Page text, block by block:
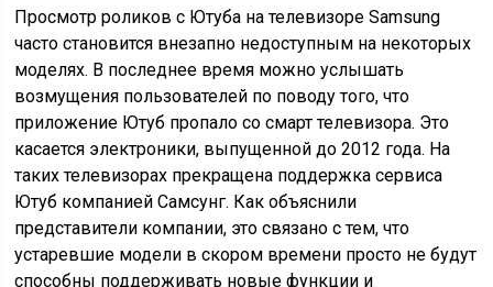
Просмотр роликов с Ютуба на телевизоре Samsung
часто становится внезапно недоступным на некоторых
моделях. В последнее время можно услышать
возмущения пользователей по поводу того, что
приложение Ютуб пропало со смарт телевизора. Это
касается электроники, выпущенной до 2012 года. На
таких телевизорах прекращена поддержка сервиса
Ютуб компанией Самсунг. Как объяснили
представители компании, это связано с тем, что
устаревшие модели в скором времени просто не будут
способны поддерживать новые функции и